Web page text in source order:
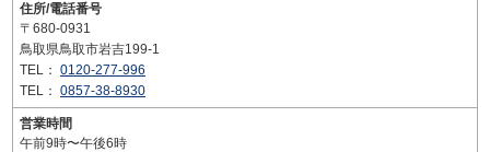
住所/電話番号
〒680-0931
鳥取県鳥取市岩吉199-1
TEL： 0120-277-996
TEL： 0857-38-8930
営業時間
午前9時〜午後6時